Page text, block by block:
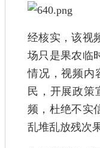
经核实，该视
场只是果农临
情况，视频内
民，开展政策
频，杜绝不实
乱堆乱放残次